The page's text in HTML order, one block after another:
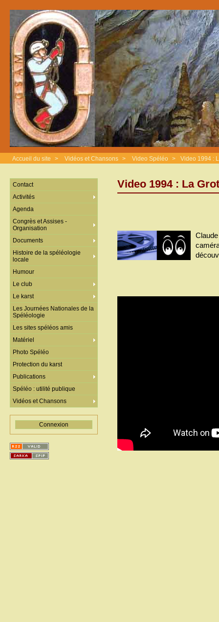
Accueil du site > Vidéos et Chansons > Video Spéléo > Video 1994 :
Video 1994 : La
Contact
Activités
Agenda
Congrès et Assises -
Organisation
Documents
Histoire de la spéléologie
locale
Humour
Le club
Le karst
Les Journées Nationales de la
Spéléologie
Les sites spéléos amis
Matériel
Photo Spéléo
Protection du karst
Publications
Spéléo : utilité publique
Vidéos et Chansons
Connexion